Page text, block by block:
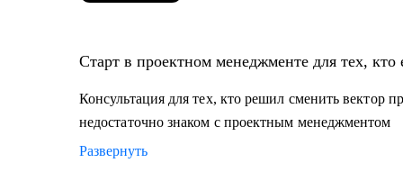
Старт в проектном менеджменте для тех,
Консультация для тех, кто решил сменить вектор
недостаточно знаком с проектным менеджментом
Развернуть